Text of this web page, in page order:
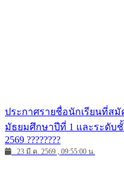
ประกาศรายชื่อนักเรียนที่สมั
มัธยมศึกษาปีที่ 1 และระดับ
2569 ????????
23 มี.ค. 2569 , 09:55:00 น.